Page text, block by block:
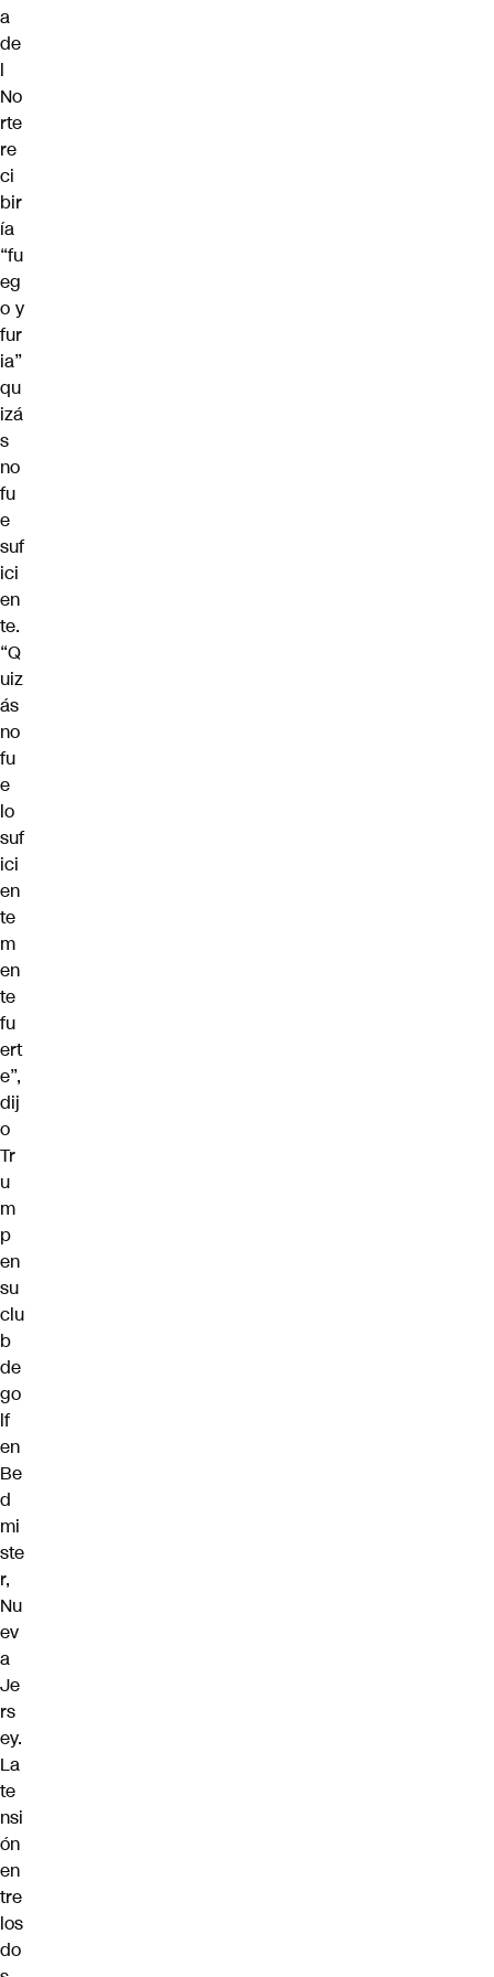
a
de
l
No
rte
re
ci
bir
ía
“fu
eg
o y
fur
ia”
qu
izá
s
no
fu
e
suf
ici
en
te.
“Q
uiz
ás
no
fu
e
lo
suf
ici
en
te
m
en
te
fu
ert
e”,
dij
o
Tr
u
m
p
en
su
clu
b
de
go
lf
en
Be
d
mi
ste
r,
Nu
ev
a
Je
rs
ey.
La
te
nsi
ón
en
tre
los
do